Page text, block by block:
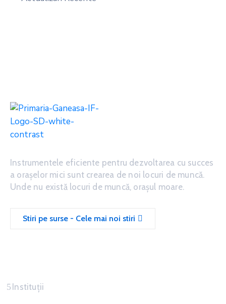
Instrumentele eficiente pentru dezvoltarea cu succes
a oraşelor mici sunt crearea de noi locuri de muncă.
Unde nu există locuri de muncă, oraşul moare.
Stiri pe surse - Cele mai noi stiri
Instituții